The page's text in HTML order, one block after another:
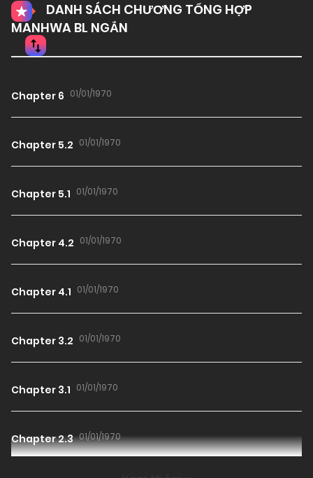
DANH SÁCH CHƯƠNG TỔNG HỢP
MANHWA BL NGẮN
Chapter 6 01/01/1970
Chapter 5.2 01/01/1970
Chapter 5.1 01/01/1970
Chapter 4.2 01/01/1970
Chapter 4.1 01/01/1970
Chapter 3.2 01/01/1970
Chapter 3.1 01/01/1970
Chapter 2.3 01/01/1970